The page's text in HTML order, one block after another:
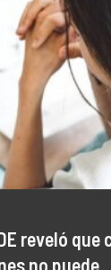
reveló que
no puede